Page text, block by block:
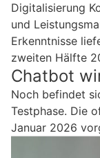
Digitalisierung
und
Erkenntnisse
zweiten Hälfte
Chatbot
Noch befindet
Testphase. Die
Januar 2026